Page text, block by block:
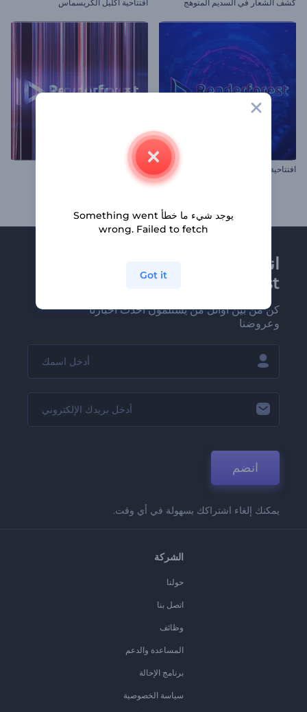
كشف الشعار في السديم المتوهج افتتاحية اكليل الكريسماس
افتتاحية عطل سيبراني افتتاحية انعكاس لوني
انضم إلى نشرة
Renderforest الإخبارية
كن من بين أوائل من يستلمون أحدث أخبارنا
وعروضنا
انضم
يمكنك إلغاء اشتراكك بسهولة في أي وقت.
الشركة
حولنا
اتصل بنا
وظائف
المساعدة والدعم
برنامج الإحالة
سياسة الخصوصية
يوجد شيء ما خطأ Something went
wrong. Failed to fetch
Got it